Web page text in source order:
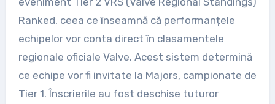
Ranked, ceea ce înseamnă că performanțele
echipelor vor conta direct în clasamentele
regionale oficiale Valve. Acest sistem determină
ce echipe vor fi invitate la Majors, campionate de
Tier 1. Înscrierile au fost deschise tuturor